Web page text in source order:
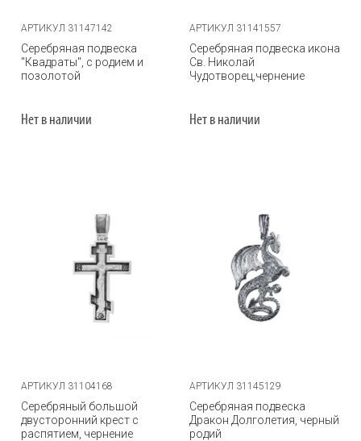
АРТИКУЛ 31147142
Серебряная подвеска
"Квадраты", с родием и
позолотой
Нет в наличии
АРТИКУЛ 31141557
Серебряная подвеска икона
Св. Николай
Чудотворец,чернение
Нет в наличии
АРТИКУЛ 31104168
Серебряный большой
двусторонний крест с
распятием, чернение
АРТИКУЛ 31145129
Серебряная подвеска
Дракон Долголетия, черный
родий